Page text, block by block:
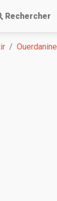
Rechercher
Ouerdanine